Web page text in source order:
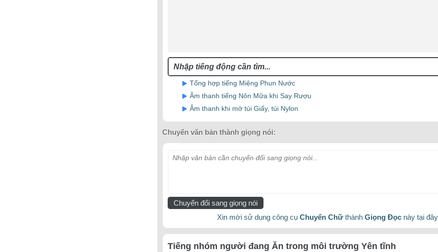
Tổng hợp tiếng Miệng Phun Nước
Âm thanh tiếng Nôn Mữa khi Say Rượu
Âm thanh khi mở túi Giấy, túi Nylon
Chuyển văn bản thành giọng nói:
Nhập văn bản cần chuyển đổi sang giọng nói...
Chuyển đổi sang giọng nói
Xin mời sử dụng công cụ Chuyển Chữ thành Giọng Đọc này tại
Tiếng nhóm người đang Ăn trong môi trường Yên tĩnh